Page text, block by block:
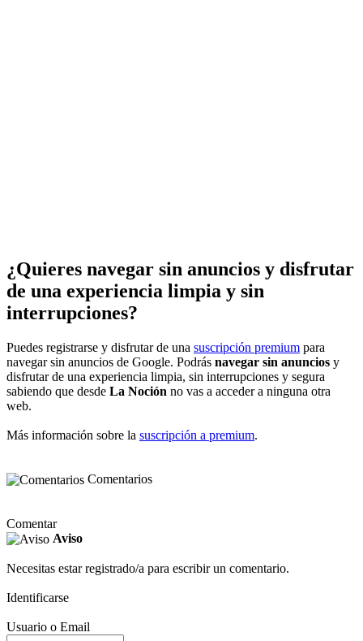
¿Quieres navegar sin anuncios y disfrutar
de una experiencia limpia y sin
interrupciones?
Puedes registrarse y disfrutar de una suscripción premium para
navegar sin anuncios de Google. Podrás navegar sin anuncios y
disfrutar de una experiencia limpia, sin interrupciones y segura
sabiendo que desde La Noción no vas a acceder a ninguna otra
web.
Más información sobre la suscripción a premium.
Comentarios
Comentar
Aviso
Necesitas estar registrado/a para escribir un comentario.
Identificarse
Usuario o Email